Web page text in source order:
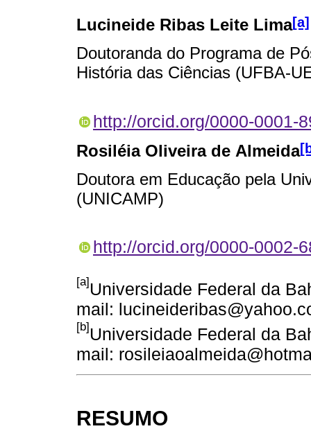
Lucineide Ribas Leite Lima[a]
Doutoranda do Programa de
História das Ciências (UFBA-
http://orcid.org/0000-0001-
Rosiléia Oliveira de Almeida
Doutora em Educação pela
(UNICAMP)
http://orcid.org/0000-0002-
[a]Universidade Federal da
mail:
[b]Universidade Federal da
mail:
RESUMO